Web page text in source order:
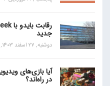
جدید
دوشنبه, 27 اسفند 1403, ساعت 18:07
آیا بازی‌های
در راه‌اند؟